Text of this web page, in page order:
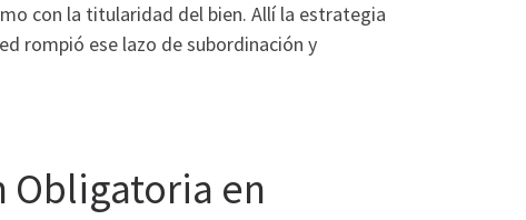
con la titularidad del bien. Allí la estrategia
rompió ese lazo de subordinación y
Obligatoria en